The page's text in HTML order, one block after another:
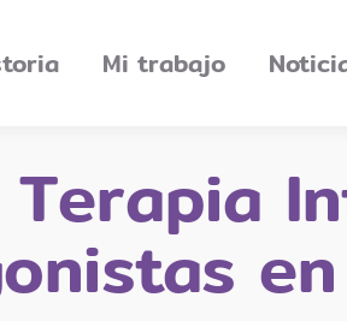
Mi trabajo